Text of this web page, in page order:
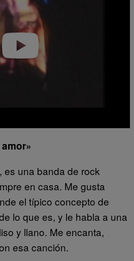
es una banda de rock
en casa. Me gusta
el típico concepto de
lo que es, y le habla a una
y llano. Me encanta,
esa canción.